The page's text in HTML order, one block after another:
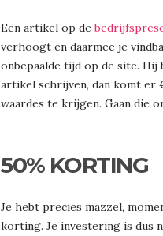
Een artikel op de
verhoogt en daarmee je
onbepaalde tijd op de site.
artikel schrijven, dan komt er
waardes te krijgen. Gaan die
50% KORTING
Je hebt precies mazzel,
korting. Je investering is dus